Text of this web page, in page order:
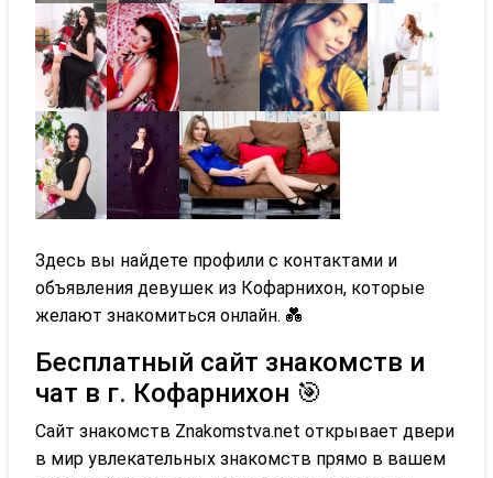
Здесь вы найдете профили с контактами и
объявления девушек из Кофарнихон, которые
желают знакомиться онлайн. 💑
Бесплатный сайт знакомств и
чат в г. Кофарнихон 🎯
Сайт знакомств Znakomstva.net открывает двери
в мир увлекательных знакомств прямо в вашем